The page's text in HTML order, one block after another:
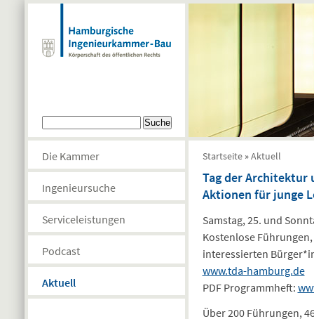
Direkt zum Inhalt
Suchformular
Die Kammer
Ingenieursuche
Serviceleistungen
Podcast
Aktuell
Sie sind hier
Startseite »Aktuell
Tag der Architektur
Aktionen für junge
Samstag, 25. und
Kostenlose
interessierten
www.tda-hamburg.de
PDF Programmheft:
Über 200 Führungen,